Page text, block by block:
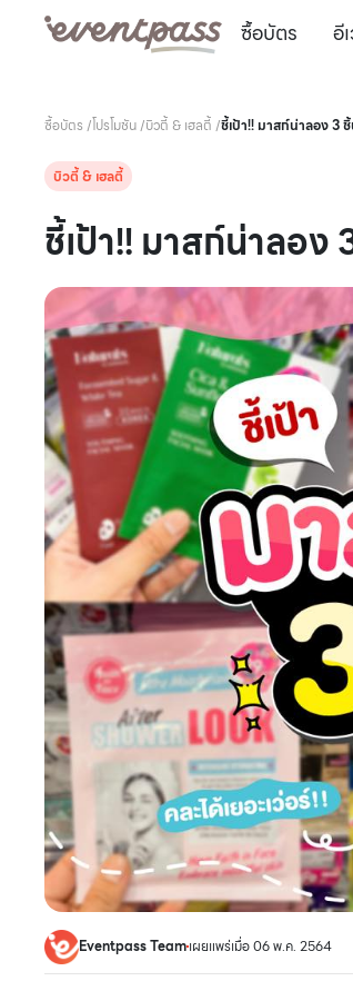
ซื้อบัตร อี
ซื้อบัตร /โปรโมชัน/บิวตี้ & เฮลตี้ /ชี้เป้า!! มาสก์น่าลอง 3
บิวตี้ & เฮลตี้
ชี้เป้า!! มาสก์น่าลอง
Eventpass Teamเผยแพร่เมื่อ 06 พ.ค. 2564